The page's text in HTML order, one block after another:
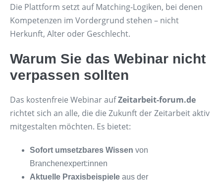
Die Plattform setzt auf Matching-Logiken, bei denen
Kompetenzen im Vordergrund stehen – nicht
Herkunft, Alter oder Geschlecht.
Warum Sie das Webinar nicht
verpassen sollten
Das kostenfreie Webinar aufZeitarbeit-forum.de
richtet sich an alle, die die Zukunft der Zeitarbeit aktiv
mitgestalten möchten. Es bietet:
Sofort umsetzbares Wissen von
Branchenexpert:innen
Aktuelle Praxisbeispiele aus der